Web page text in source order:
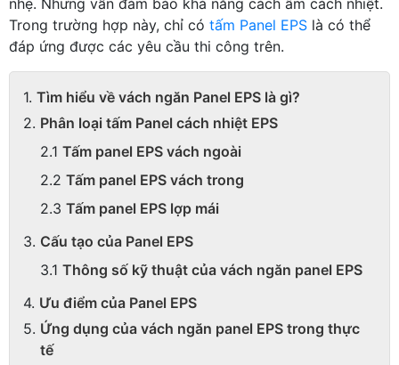
Trong trường hợp này, chỉ có tấm Panel EPS là có thể
đáp ứng được các yêu cầu thi công trên.
Tìm hiểu về vách ngăn Panel EPS là gì?
Phân loại tấm Panel cách nhiệt EPS
Tấm panel EPS vách ngoài
Tấm panel EPS vách trong
Tấm panel EPS lợp mái
Cấu tạo của Panel EPS
Thông số kỹ thuật của vách ngăn panel EPS
Ưu điểm của Panel EPS
Ứng dụng của vách ngăn panel EPS trong thực
tế